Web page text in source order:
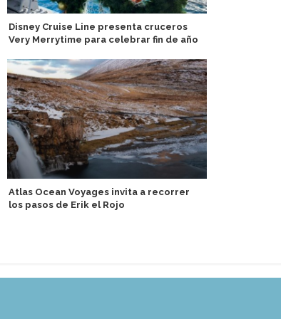
Disney Cruise Line presenta cruceros
Very Merrytime para celebrar fin de año
Atlas Ocean Voyages invita a recorrer
los pasos de Erik el Rojo